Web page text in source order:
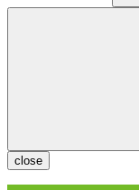
close